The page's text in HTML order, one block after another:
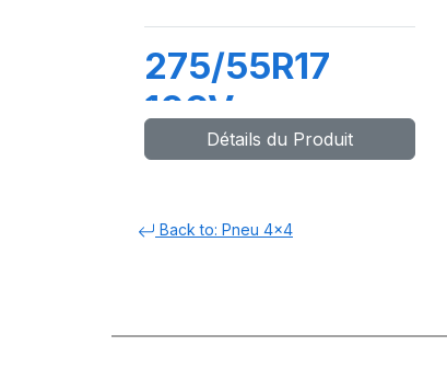
275/55R17
109V
LATTITUDE
Détails du Produit
Back to: Pneu 4x4